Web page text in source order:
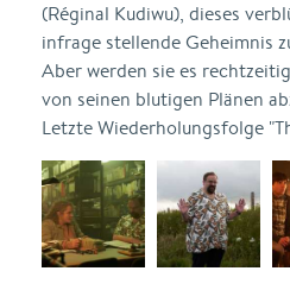
(Réginal Kudiwu), dieses
infrage stellende Geheimnis
Aber werden sie es
von seinen blutigen Plänen
Letzte Wiederholungsfolge